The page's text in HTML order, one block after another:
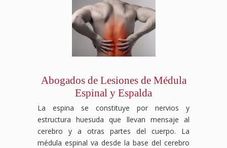
Abogados de Lesiones de Médula
Espinal y Espalda
La espina se constituye por nervios y
estructura huesuda que llevan mensaje al
cerebro y a otras partes del cuerpo. La
médula espinal va desde la base del cerebro